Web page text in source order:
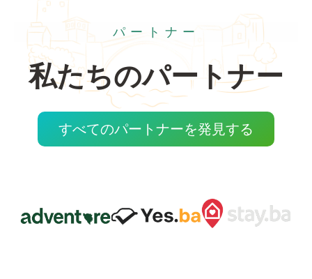
パートナー
私たちのパートナー
すべてのパートナーを発見する